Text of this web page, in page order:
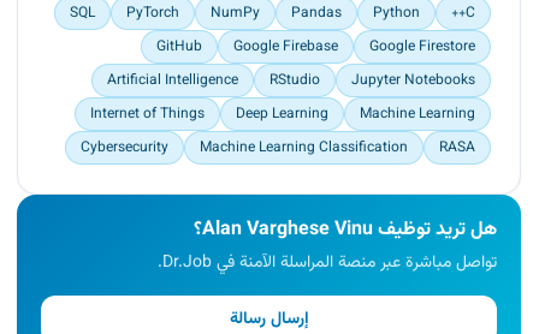
C++
Python
Pandas
NumPy
PyTorch
SQL
Google Firestore
Google Firebase
GitHub
Jupyter Notebooks
RStudio
Artificial Intelligence
Machine Learning
Deep Learning
Internet of Things
RASA
Machine Learning Classification
Cybersecurity
هل تريد توظيف Alan Varghese Vinu؟
تواصل مباشرة عبر منصة المراسلة الآمنة في Dr.Job.
إرسال رسالة